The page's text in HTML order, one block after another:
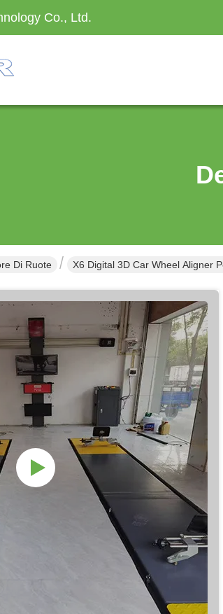
Co., Ltd.
Di Ruote X6 Digital 3D Car Wheel Aligner